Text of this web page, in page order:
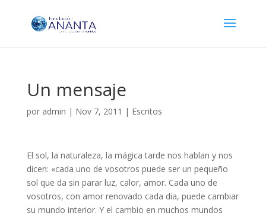
Un mensaje
por admin | Nov 7, 2011 | Escritos
El sol, la naturaleza, la mágica tarde nos hablan y nos
dicen: «cada uno de vosotros puede ser un pequeño
sol que da sin parar luz, calor, amor. Cada uno de
vosotros, con amor renovado cada dia, puede cambiar
su mundo interior. Y el cambio en muchos mundos